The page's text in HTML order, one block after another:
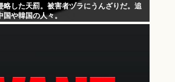
略した天罰。被害者ヅラにうんざりだ。追
や韓国の人々。